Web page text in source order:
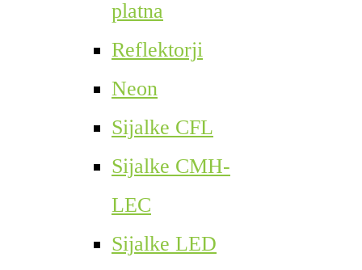
platna
Reflektorji
Neon
Sijalke CFL
Sijalke CMH-
LEC
Sijalke LED